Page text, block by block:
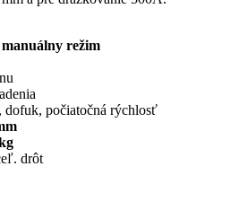
režim
dofuk, počiatočná rýchlosť
drôt